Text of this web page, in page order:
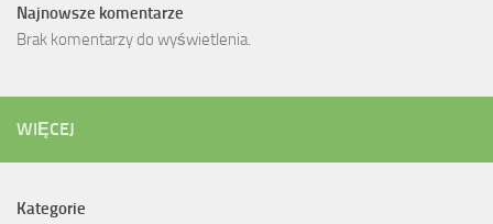
Najnowsze komentarze
Brak komentarzy do wyświetlenia.
WIĘCEJ
Kategorie